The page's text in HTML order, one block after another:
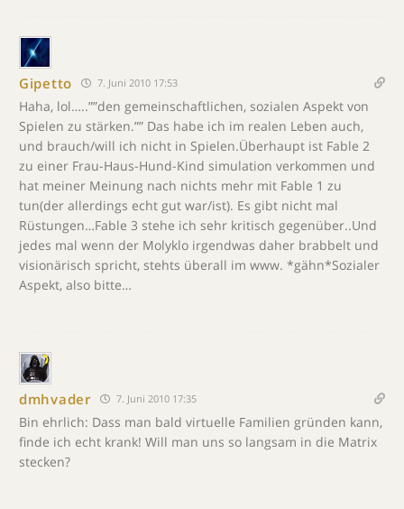
Gipetto 7. Juni 2010 17:53
Haha, lol…..””den gemeinschaftlichen, sozialen Aspekt von
Spielen zu stärken.”” Das habe ich im realen Leben auch,
und brauch/will ich nicht in Spielen.Überhaupt ist Fable 2
zu einer Frau-Haus-Hund-Kind simulation verkommen und
hat meiner Meinung nach nichts mehr mit Fable 1 zu
tun(der allerdings echt gut war/ist). Es gibt nicht mal
Rüstungen…Fable 3 stehe ich sehr kritisch gegenüber..Und
jedes mal wenn der Molyklo irgendwas daher brabbelt und
visionärisch spricht, stehts überall im www. *gähn*Sozialer
Aspekt, also bitte…
dmhvader 7. Juni 2010 17:35
Bin ehrlich: Dass man bald virtuelle Familien gründen kann,
finde ich echt krank! Will man uns so langsam in die Matrix
stecken?